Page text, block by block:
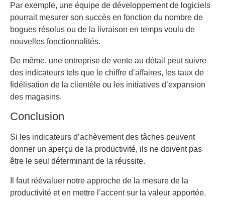
Par exemple, une équipe de développement de logiciels
pourrait mesurer son succès en fonction du nombre de
bogues résolus ou de la livraison en temps voulu de
nouvelles fonctionnalités.
De même, une entreprise de vente au détail peut suivre
des indicateurs tels que le chiffre d’affaires, les taux de
fidélisation de la clientèle ou les initiatives d’expansion
des magasins.
Conclusion
Si les indicateurs d’achèvement des tâches peuvent
donner un aperçu de la productivité, ils ne doivent pas
être le seul déterminant de la réussite.
Il faut réévaluer notre approche de la mesure de la
productivité et en mettre l’accent sur la valeur apportée.